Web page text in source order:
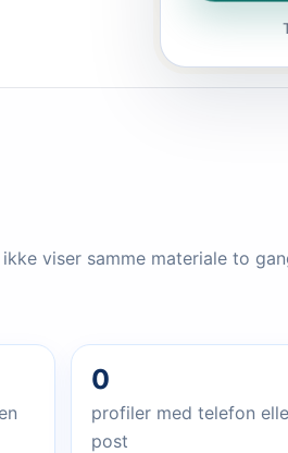
viser samme materiale to
0
profiler med telefon
post